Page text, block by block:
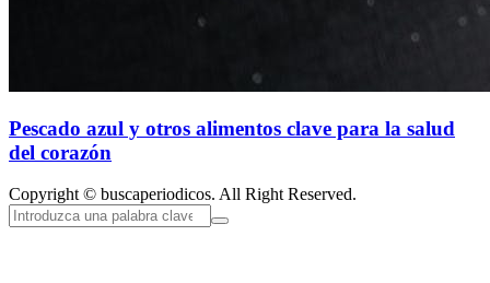
Pescado azul y otros alimentos clave para la salud
del corazón
Copyright © buscaperiodicos. All Right Reserved.